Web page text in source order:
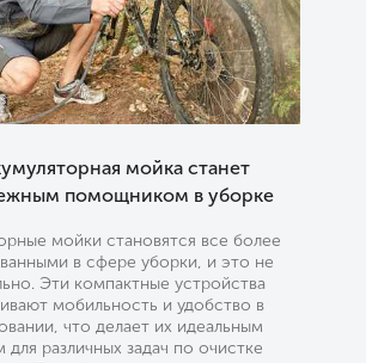
мойка станет
помощником в уборке
мойки становятся все более
в сфере уборки, и это не
Эти компактные устройства
мобильность и удобство в
что делает их идеальным
различных задач по очистке